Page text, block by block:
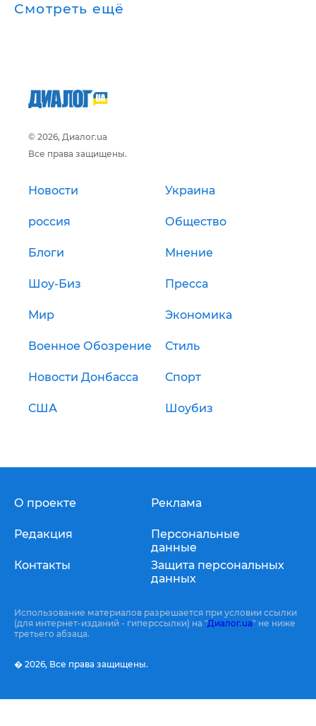
Смотреть ещё
© 2026, Диалог.ua
Все права защищены.
Новости Украина
россия Общество
Блоги Мнение
Шоу-Биз Пресса
Мир Экономика
Военное Обозрение Стиль
Новости Донбасса Спорт
США Шоубиз
О проекте
Редакция
Контакты
Реклама
Персональные
данные
Защита персональных
данных
Использование материалов разрешается при условии ссылки
(для интернет-изданий - гиперссылки) на "Диалог.ua" не ниже
третьего абзаца.
� 2026, Все права защищены.